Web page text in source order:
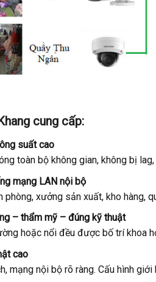
cung cấp:
suất cao
toàn bộ không gian, không bị
mạng LAN nội bộ
xưởng sản xuất, kho hàng,
– thẩm mỹ – đúng kỹ thuật
hoặc nổi đều được bố trí khoa
cao
mạng nội bộ rõ ràng. Cấu hình